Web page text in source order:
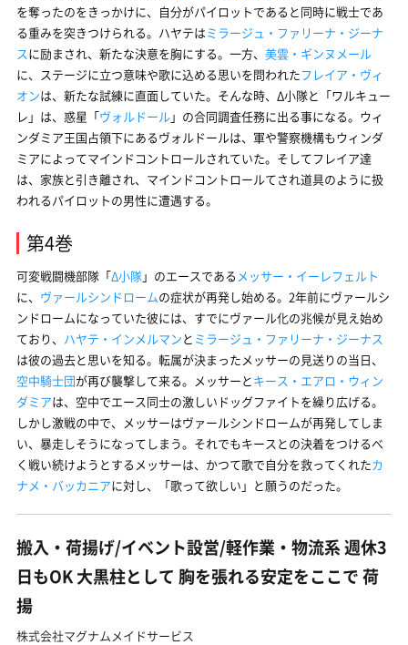
を奪ったのをきっかけに、自分がパイロットであると同時に戦士であ
る重みを突きつけられる。ハヤテはミラージュ・ファリーナ・ジーナ
スに励まされ、新たな決意を胸にする。一方、 美雲・ギンヌメール
に、ステージに立つ意味や歌に込める思いを問われたフレイア・ヴィ
オンは、新たな試練に直面していた。そんな時、Δ小隊と「ワルキュー
レ」は、惑星「ヴォルドール」の合同調査任務に出る事になる。ウィ
ンダミア王国占領下にあるヴォルドールは、軍や警察機構もウィンダ
ミアによってマインドコントロールされていた。そしてフレイア達
は、家族と引き離され、マインドコントロールてされ道具のように扱
われるパイロットの男性に遭遇する。
第4巻
可変戦闘機部隊「Δ小隊」のエースである メッサー・イーレフェルト
に、 ヴァールシンドロームの症状が再発し始める。2年前にヴァールシ
ンドロームになっていた彼には、すでにヴァール化の兆候が見え始め
ており、 ハヤテ・インメルマンと ミラージュ・ファリーナ・ジーナス
は彼の過去と思いを知る。転属が決まったメッサーの見送りの当日、
空中騎士団が再び襲撃して来る。メッサーとキース・エアロ・ウィン
ダミアは、空中でエース同士の激しいドッグファイトを繰り広げる。
しかし激戦の中で、メッサーはヴァールシンドロームが再発してしま
い、暴走しそうになってしまう。それでもキースとの決着をつけるべ
く戦い続けようとするメッサーは、かつて歌で自分を救ってくれたカ
ナメ・バッカニアに対し、「歌って欲しい」と願うのだった。
搬入・荷揚げ/イベント設営/軽作業・物流系 週休3
日もOK 大黒柱として 胸を張れる安定をここで 荷
揚
株式会社マグナムメイドサービス